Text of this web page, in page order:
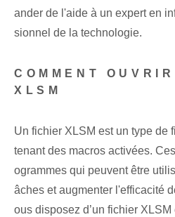
ander de l'aide à un expert en
sionnel de la technologie.
COMMENT
XLSM
Un fichier XLSM est un type de
tenant des macros activées.
ogrammes qui peuvent être
âches et augmenter ⁤l'efficacité
ous disposez d’un fichier